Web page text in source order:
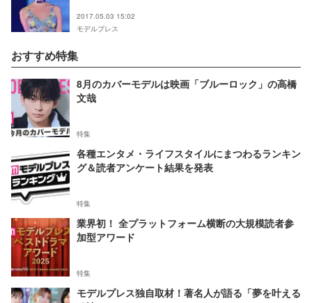
2017.05.03 15:02
モデルプレス
おすすめ特集
8月のカバーモデルは映画「ブルーロック」の高橋
文哉
特集
各種エンタメ・ライフスタイルにまつわるランキン
グ＆読者アンケート結果を発表
特集
業界初！ 全プラットフォーム横断の大規模読者参
加型アワード
特集
モデルプレス独自取材！著名人が語る「夢を叶える